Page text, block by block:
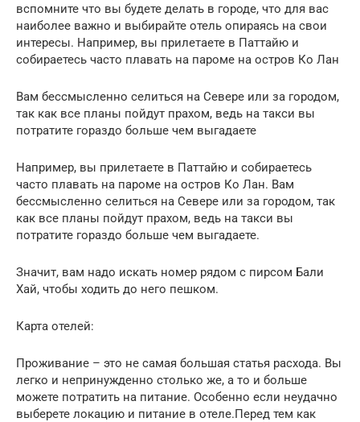
вспомните что вы будете делать в городе, что для вас
наиболее важно и выбирайте отель опираясь на свои
интересы. Например, вы прилетаете в Паттайю и
собираетесь часто плавать на пароме на остров Ко Лан
Вам бессмысленно селиться на Севере или за городом,
так как все планы пойдут прахом, ведь на такси вы
потратите гораздо больше чем выгадаете
Например, вы прилетаете в Паттайю и собираетесь
часто плавать на пароме на остров Ко Лан. Вам
бессмысленно селиться на Севере или за городом, так
как все планы пойдут прахом, ведь на такси вы
потратите гораздо больше чем выгадаете.
Значит, вам надо искать номер рядом с пирсом Бали
Хай, чтобы ходить до него пешком.
Карта отелей:
Проживание – это не самая большая статья расхода. Вы
легко и непринужденно столько же, а то и больше
можете потратить на питание. Особенно если неудачно
выберете локацию и питание в отеле.Перед тем как